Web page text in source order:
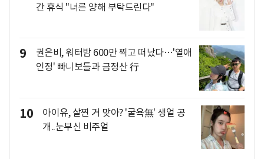
간 휴식 "너른 양해 부탁드린다"
9
권은비, 워터밤 600만 찍고 떠났다…'열애
인정' 빠니보틀과 금정산 行
10
아이유, 살찐 거 맞아? '굴욕無' 생얼 공
개..눈부신 비주얼